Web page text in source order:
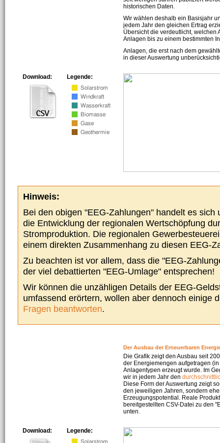
historischen Daten.
Wir wählen deshalb ein Basisjahr
jedem Jahr den gleichen Ertrag
Übersicht die verdeutlicht, welchen
Anlagen bis zu einem bestimmten
Anlagen, die erst nach dem
in dieser Auswertung
Legende:
Download:
Hinweis:
Bei den obigen "EEG-Zahlungen" handelt es sich
die Entwicklung der regionalen Wertschöpfung
Stromproduktion. Die regionalen
einem direkten Zusammenhang zu diesen EEG-
Zu beachten ist vor allem, dass die "EEG-
der viel debattierten "EEG-Umlage" entsprechen!
Wir können die unzähligen Details der EEG-
umfassend erörtern, wollen aber dennoch einige
Fragen beantworten.
Der Ausbau der Erneuerbaren
Die Grafik zeigt den Ausbau seit
der Energiemengen aufgetragen
Anlagentypen erzeugt wurde. Im
wir in jedem Jahr den
Diese Form der Auswertung zeigt
den jeweiligen Jahren, sondern
Erzeugungspotential. Reale
bereitgestellten CSV-Datei zu den
unten.
Legende:
Download: